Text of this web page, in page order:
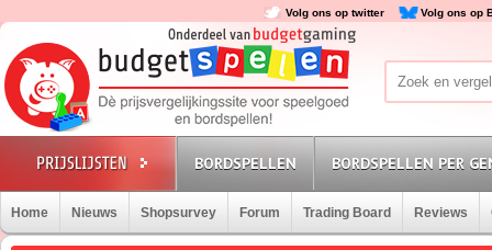
Volg ons op twitter Volg ons op
BORDSPELLEN BORDSPELLEN PER
Home Nieuws Shopsurvey Forum Trading Board Reviews